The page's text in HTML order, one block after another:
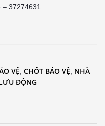
37274631
VỆ CHỐT BẢO VỆ NHÀ
ĐỘNG